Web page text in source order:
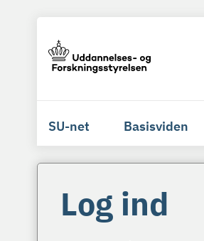
SU-net Basisviden
Log ind